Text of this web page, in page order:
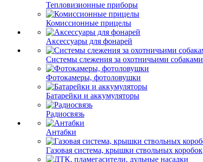
Тепловизионные приборы
Комиссионные прицелы
Аксессуары для фонарей
Системы слежения за охотничьими собаками
Фотокамеры, фотоловушки
Батарейки и аккумуляторы
Радиосвязь
Антабки
Газовая система, крышки ствольных коробок